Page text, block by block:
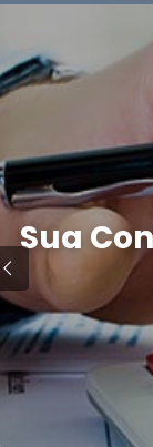
Sua